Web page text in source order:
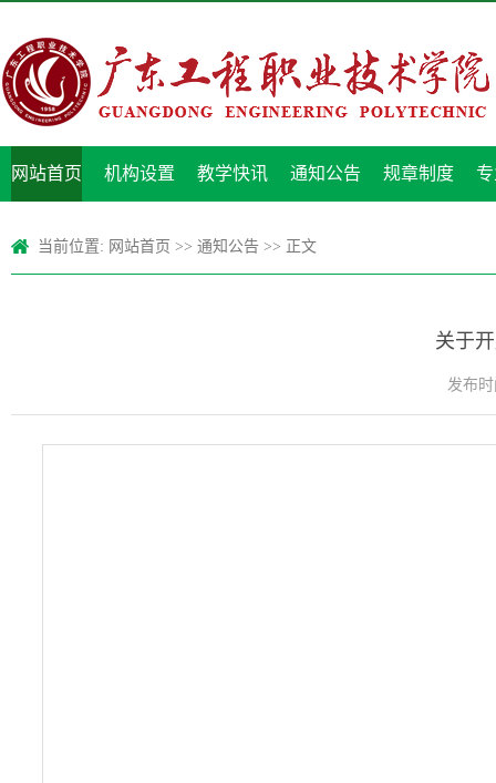
网站首页 机构设置 教学快讯 通知公告 规章制度
当前位置: 网站首页 >> 通知公告 >> 正文
关于
发布时